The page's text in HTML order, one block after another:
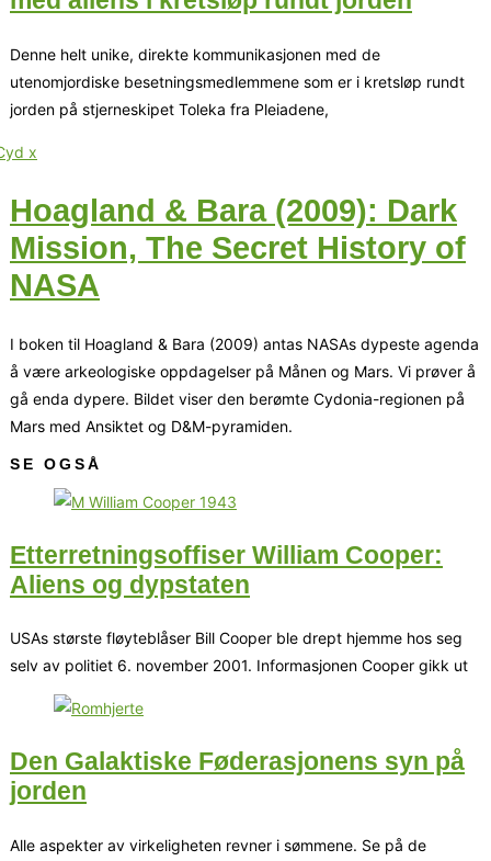
Denne helt unike, direkte kommunikasjonen med de
utenomjordiske besetningsmedlemmene som er i kretsløp rundt
jorden på stjerneskipet Toleka fra Pleiadene,
Hoagland & Bara (2009): Dark
Mission, The Secret History of
NASA
I boken til Hoagland & Bara (2009) antas NASAs dypeste agenda
å være arkeologiske oppdagelser på Månen og Mars. Vi prøver å
gå enda dypere. Bildet viser den berømte Cydonia-regionen på
Mars med Ansiktet og D&M-pyramiden.
SE OGSÅ
Etterretningsoffiser William Cooper:
Aliens og dypstaten
USAs største fløyteblåser Bill Cooper ble drept hjemme hos seg
selv av politiet 6. november 2001. Informasjonen Cooper gikk ut
Den Galaktiske Føderasjonens syn på
jorden
Alle aspekter av virkeligheten revner i sømmene. Se på de